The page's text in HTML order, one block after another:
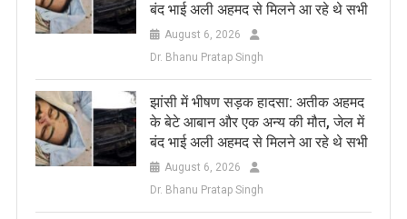
बंद भाई अली अहमद से मिलने आ रहे थे सभी
August 6, 2026
Dr. Bhanu Pratap Singh
झांसी में भीषण सड़क हादसा: अतीक अहमद
के बेटे आबान और एक अन्य की मौत, जेल में
बंद भाई अली अहमद से मिलने आ रहे थे सभी
August 6, 2026
Dr. Bhanu Pratap Singh